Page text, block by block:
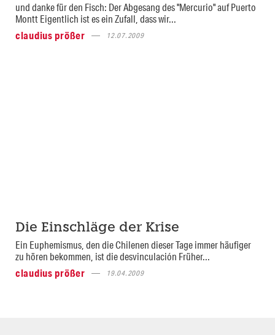
und danke für den Fisch: Der Abgesang des "Mercurio" auf Puerto
Montt Eigentlich ist es ein Zufall, dass wir...
claudius prößer
12.07.2009
Die Einschläge der Krise
Ein Euphemismus, den die Chilenen dieser Tage immer häufiger
zu hören bekommen, ist die desvinculación Früher...
claudius prößer
19.04.2009